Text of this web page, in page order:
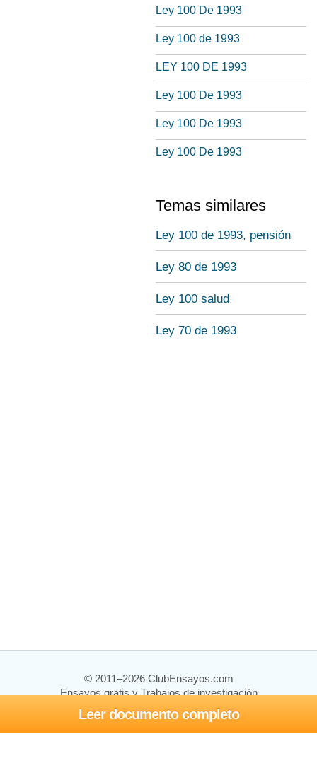
Leer documento completo
Ley 100 De 1993
Ley 100 de 1993
LEY 100 DE 1993
Ley 100 De 1993
Ley 100 De 1993
Ley 100 De 1993
Temas similares
Ley 100 de 1993, pensión
Ley 80 de 1993
Ley 100 salud
Ley 70 de 1993
© 2011–2026 ClubEnsayos.com
Ensayos gratis y Trabajos de investigación